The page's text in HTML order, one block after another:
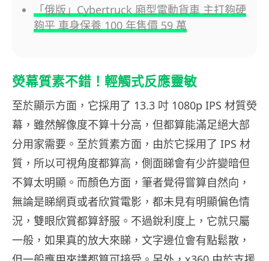
「俄版」Cybertruck 廂型電動貨車 主打夠硬
夠平 車身保養 100 年售價 59 萬
熒幕質素不錯！輕觸式反應靈敏
至於顯示方面，它採用了 13.3 吋 1080p IPS 材質熒
幕，雖然解像度不算十分高，但都算能滿足絕大部
分用家需要。至於質素方面，由於它採用了 IPS 材
質，所以可視角度都算高，側面睇會有少許變暗但
不算太明顯。而顏色方面，筆者覺得嘗算自然向，
無論是睇網頁或者欣賞電影，都未見有明顯偏色情
況，雙眼欣賞都算舒服。不過銳利度上，它就只屬
一般，如果真的放大來睇，文字邊位會有點鬆散，